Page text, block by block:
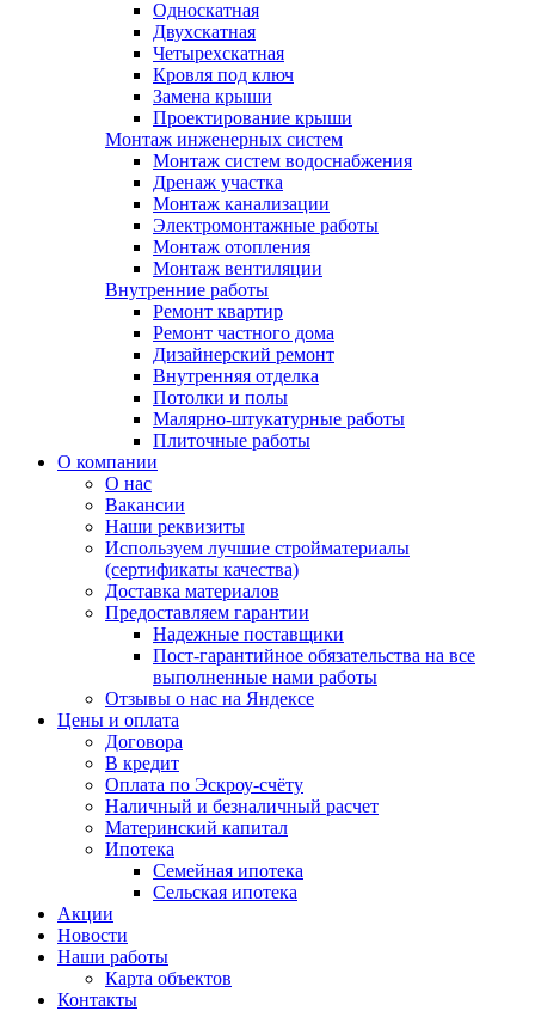
Односкатная
Двухскатная
Четырехскатная
Кровля под ключ
Замена крыши
Проектирование крыши
Монтаж инженерных систем
Монтаж систем водоснабжения
Дренаж участка
Монтаж канализации
Электромонтажные работы
Монтаж отопления
Монтаж вентиляции
Внутренние работы
Ремонт квартир
Ремонт частного дома
Дизайнерский ремонт
Внутренняя отделка
Потолки и полы
Малярно-штукатурные работы
Плиточные работы
О компании
О нас
Вакансии
Наши реквизиты
Используем лучшие стройматериалы
(сертификаты качества)
Доставка материалов
Предоставляем гарантии
Надежные поставщики
Пост-гарантийное обязательства на все
выполненные нами работы
Отзывы о нас на Яндексе
Цены и оплата
Договора
В кредит
Оплата по Эскроу-счёту
Наличный и безналичный расчет
Материнский капитал
Ипотека
Семейная ипотека
Сельская ипотека
Акции
Новости
Наши работы
Карта объектов
Контакты